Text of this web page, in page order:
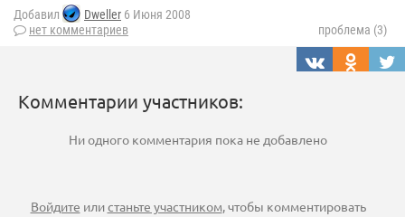
Добавил Dweller 6 Июня 2008
нет комментариев
проблема (3)
Комментарии участников:
Ни одного комментария пока не добавлено
Войдите илистаньте участником, чтобы комментировать